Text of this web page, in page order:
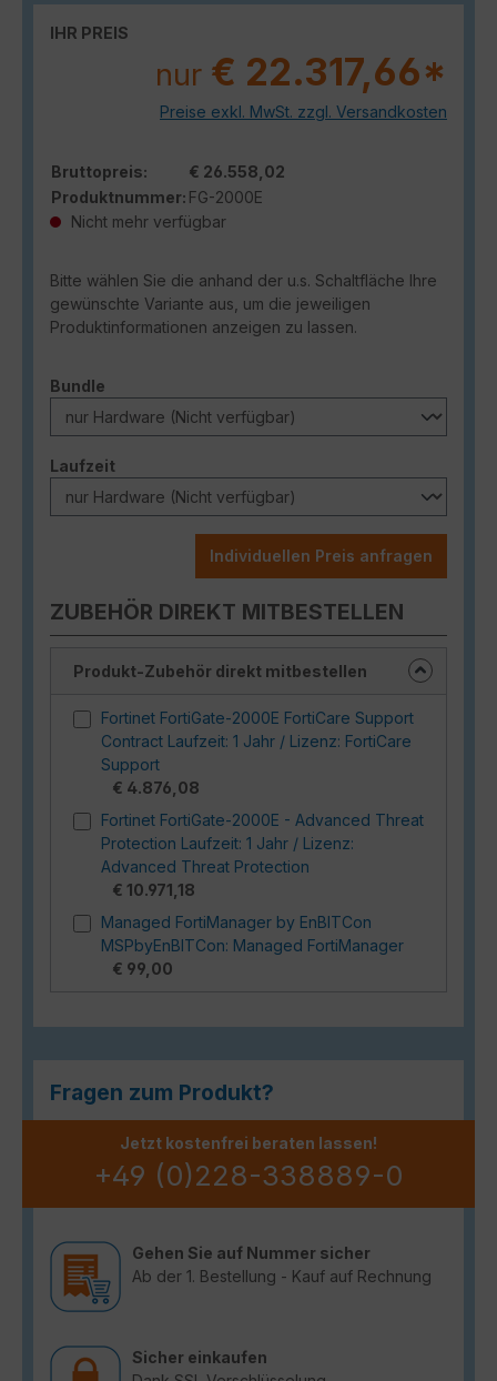
IHR PREIS
nur € 22.317,66*
Preise exkl. MwSt. zzgl. Versandkosten
Bruttopreis:
€ 26.558,02
Produktnummer: FG-2000E
Nicht mehr verfügbar
Bitte wählen Sie die anhand der u.s. Schaltfläche Ihre
gewünschte Variante aus, um die jeweiligen
Produktinformationen anzeigen zu lassen.
Bundle
Laufzeitauswählen
Individuellen Preis anfragen
ZUBEHÖR DIREKT MITBESTELLEN
Produkt-Zubehör direkt mitbestellen
Fortinet FortiGate-2000E FortiCare Support
Contract Laufzeit: 1 Jahr / Lizenz: FortiCare
Support
€ 4.876,08
Fortinet FortiGate-2000E - Advanced Threat
Protection Laufzeit: 1 Jahr / Lizenz:
Advanced Threat Protection
€ 10.971,18
Managed FortiManager by EnBITCon
MSPbyEnBITCon: Managed FortiManager
€ 99,00
Fragen zum Produkt?
Jetzt kostenfrei beraten lassen!
+49 (0)228-338889-0
Gehen Sie auf Nummer sicher
Ab der 1. Bestellung - Kauf auf Rechnung
Sicher einkaufen